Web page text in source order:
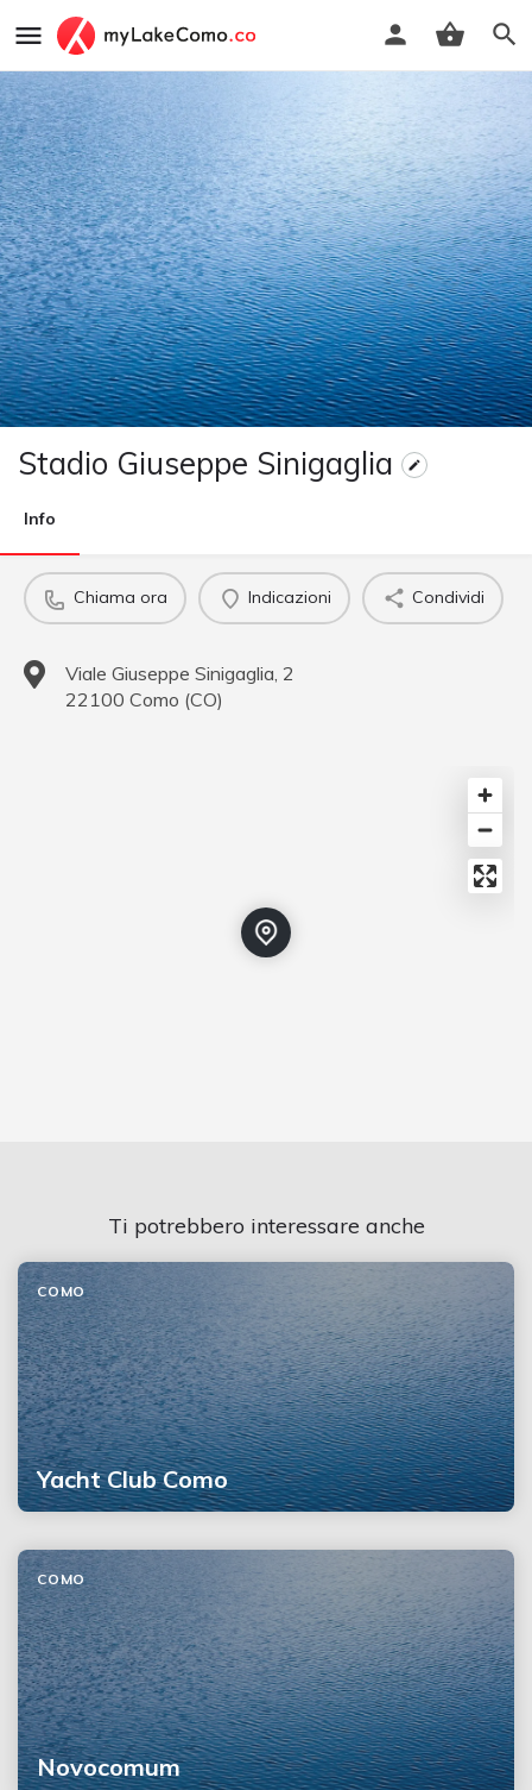
Stadio Giuseppe Sinigaglia
Info
Chiama ora Indicazioni Condividi
Viale Giuseppe Sinigaglia, 2
22100 Como (CO)
Ti potrebbero interessare anche
Yacht Club Como
COMO
Novocomum
COMO